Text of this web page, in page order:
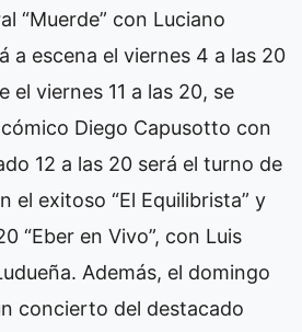
“Muerde” con Luciano
a escena el viernes 4 a las 20
el viernes 11 a las 20, se
Diego Capusotto con
12 a las 20 será el turno de
el exitoso “El Equilibrista” y
“Eber en Vivo”, con Luis
Además, el domingo
concierto del destacado